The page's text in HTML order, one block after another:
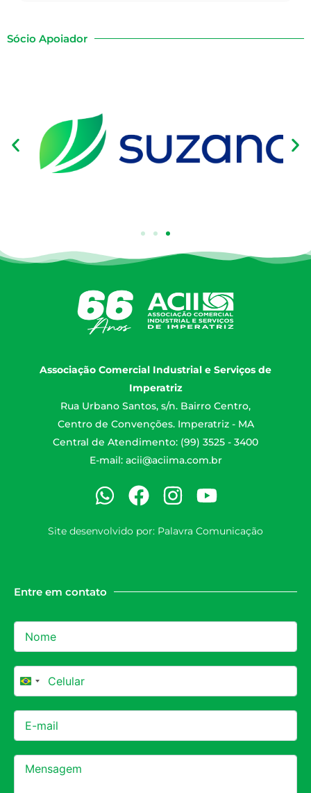
Sócio Apoiador
Associação Comercial Industrial e Serviços de
Imperatriz
Rua Urbano Santos, s/n. Bairro Centro,
Centro de Convenções. Imperatriz - MA
Central de Atendimento: (99) 3525 - 3400
E-mail: acii@aciima.com.br
Site desenvolvido por: Palavra Comunicação
Entre em contato
Brazil +55